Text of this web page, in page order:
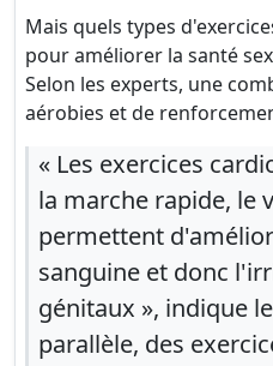
Mais quels types
pour améliorer la santé
Selon les experts, une
aérobies et de
« Les exercices
la marche rapide, le
permettent
sanguine et donc
génitaux », indique
parallèle, des